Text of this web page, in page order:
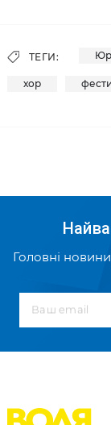
ТЕГИ:
хор
Головні
Ваш email